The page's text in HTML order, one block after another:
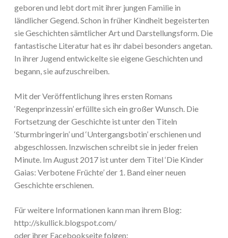
geboren und lebt dort mit ihrer jungen Familie in
ländlicher Gegend. Schon in früher Kindheit begeisterten
sie Geschichten sämtlicher Art und Darstellungsform. Die
fantastische Literatur hat es ihr dabei besonders angetan.
In ihrer Jugend entwickelte sie eigene Geschichten und
begann, sie aufzuschreiben.
Mit der Veröffentlichung ihres ersten Romans
‘Regenprinzessin’ erfüllte sich ein großer Wunsch. Die
Fortsetzung der Geschichte ist unter den Titeln
‘Sturmbringerin’ und ‘Untergangsbotin’ erschienen und
abgeschlossen. Inzwischen schreibt sie in jeder freien
Minute. Im August 2017 ist unter dem Titel ‘Die Kinder
Gaias: Verbotene Früchte’ der 1. Band einer neuen
Geschichte erschienen.
Für weitere Informationen kann man ihrem Blog:
http://skullick.blogspot.com/
oder ihrer Facebookseite folgen: